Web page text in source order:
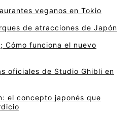
veganos en Tokio
de atracciones de Japón
Cómo funciona el nuevo
oficiales de Studio Ghibli en
el concepto japonés que